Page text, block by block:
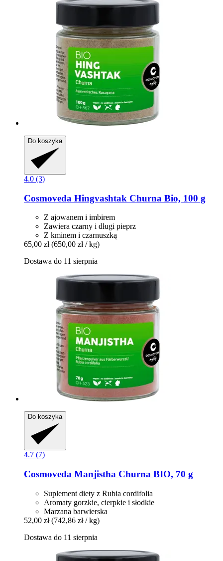
Do koszyka
4.0 (3)
Cosmoveda Hingvashtak Churna Bio, 100 g
Z ajowanem i imbirem
Zawiera czarny i długi pieprz
Z kminem i czarnuszką
65,00 zł (650,00 zł / kg)
Dostawa do 11 sierpnia
Do koszyka
4.7 (7)
Cosmoveda Manjistha Churna BIO, 70 g
Suplement diety z Rubia cordifolia
Aromaty gorzkie, cierpkie i słodkie
Marzana barwierska
52,00 zł (742,86 zł / kg)
Dostawa do 11 sierpnia